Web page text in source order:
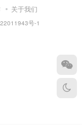
关于我们
号-1